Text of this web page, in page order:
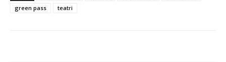
green pass
teatri